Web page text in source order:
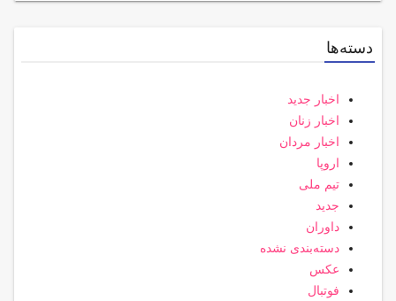
دسته‌ها
اخبار جدید
اخبار زنان
اخبار مردان
اروپا
تیم ملی
جدید
داوران
دسته‌بندی نشده
عکس
فوتبال